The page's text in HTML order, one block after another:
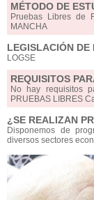
MÉTODO DE
Pruebas Libres de
MANCHA
LEGISLACIÓN DE
LOGSE
REQUISITOS
No hay requisitos
PRUEBAS LIBRES
¿SE REALIZAN
Disponemos de
diversos sectores